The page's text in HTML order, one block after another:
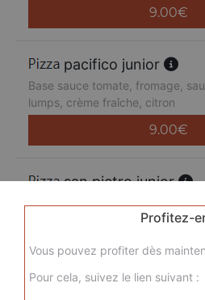
9.00€
pacifico junior
Base sauce tomate, fromage,
lumps, crème fraîche, citron
9.00€
san pietro junior
Base sauce tomate, fromage,
merguez, champignons
9.00€
Profitez-
Vous pouvez profiter dès
Pour cela, suivez le lien suivant :